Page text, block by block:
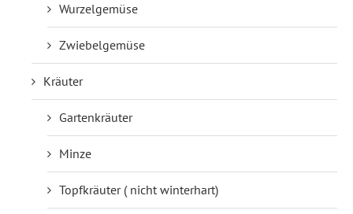
Wurzelgemüse
Zwiebelgemüse
Kräuter
Gartenkräuter
Minze
Topfkräuter ( nicht winterhart)